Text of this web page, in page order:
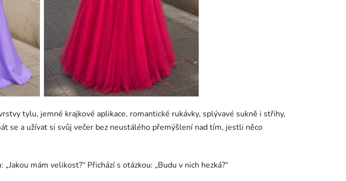
tylu, jemné krajkové aplikace, romantické rukávky, splývavé sukně i střihy,
se a užívat si svůj večer bez neustálého přemýšlení nad tím, jestli něco
mám velikost?“ Přichází s otázkou: „Budu v nich hezká?“